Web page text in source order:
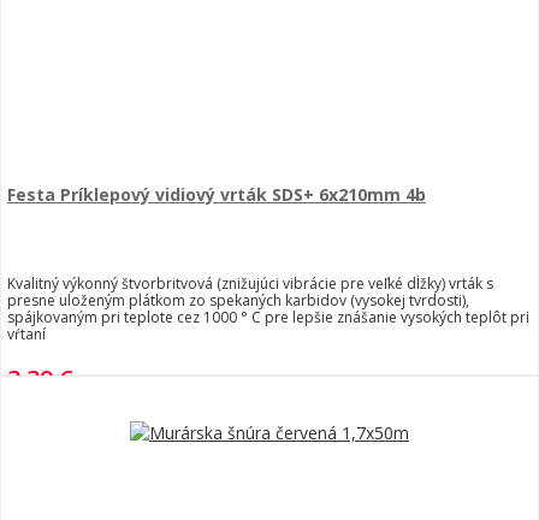
Festa Príklepový vidiový vrták SDS+ 6x210mm 4b
Kvalitný výkonný štvorbritvová (znižujúci vibrácie pre veľké dĺžky) vrták s
presne uloženým plátkom zo spekaných karbidov (vysokej tvrdosti),
spájkovaným pri teplote cez 1000 ° C pre lepšie znášanie vysokých teplôt pri
vŕtaní
3,39 €